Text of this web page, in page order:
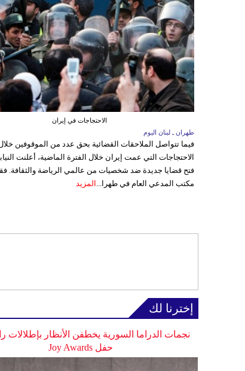
الاحتجاجات في إيران
طهران ـ لبنان اليوم
فيما تتواصل الملاحقات القضائية بحق عدد من الموقوفين
الاحتجاجات التي عمت إيران خلال الفترة الماضية، أعلنت
فتح قضايا جديدة ضد شخصيات من عالمي الرياضة والثقافة.
مكتب المدعي العام في طهرا... المزيد
إخترنا لك
نجمات الدراما السورية يخطفن الأنظار بإطلالات
حفل Joy Awards